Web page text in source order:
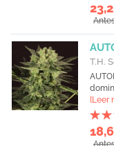
T.H.
[Leer